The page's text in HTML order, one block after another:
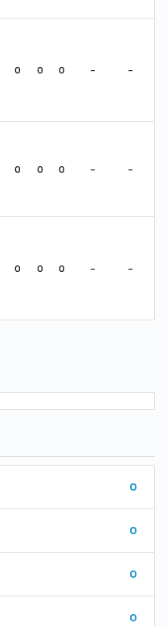
0 0 0 - -
0 0 0 - -
0 0 0 - -
0
0
0
0